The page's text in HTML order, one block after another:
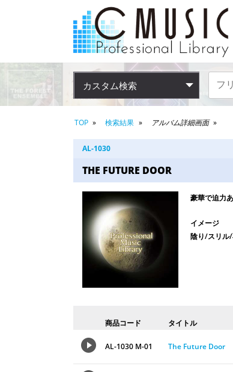
カスタム検索
TOP 検索結果 アルバム詳細画面
AL-1030
THE FUTURE DOOR
豪華で迫力
イメージ
陰り/スリル
商品コード タイトル
AL-1030 M-01 The Future Door